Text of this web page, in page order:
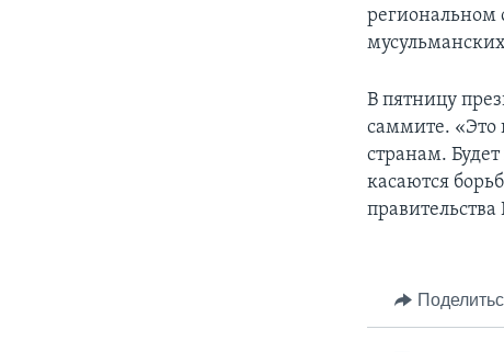
региональном
В пятницу
саммите. «Это
странам.
касаются